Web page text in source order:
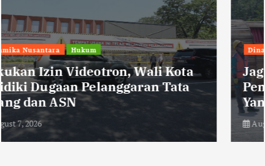
Dinamika Nusantara
Jaga Pasokan Listrik, PLN UP3
Pematangsiantar Bekali Petugas
Yantek
August 7, 2026